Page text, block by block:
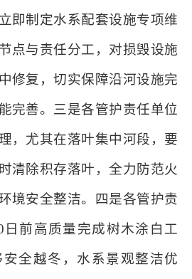
即制定水系配套设施专项维
点与责任分工，对损毁设施
修复，切实保障沿河设施完
完善。三是各管护责任单位
，尤其在落叶集中河段，要
清除积存落叶，全力防范火
境安全整洁。四是各管护责
前高质量完成树木涂白工
全越冬，水系景观整洁优